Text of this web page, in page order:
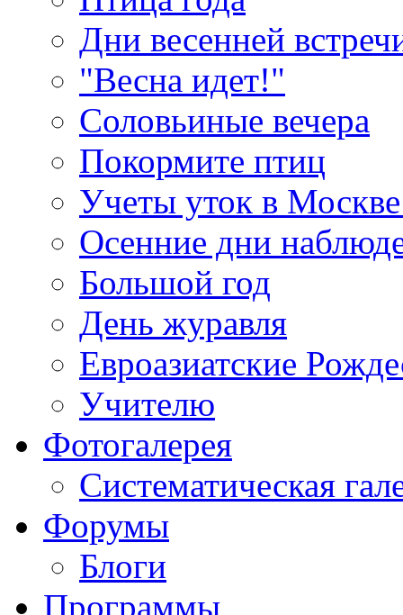
Дни весенней
"Весна идет!"
Соловьиные вечера
Покормите птиц
Учеты уток в
Осенние дни
Большой год
День журавля
Евроазиатские
Учителю
Фотогалерея
Систематическая
Форумы
Блоги
Программы